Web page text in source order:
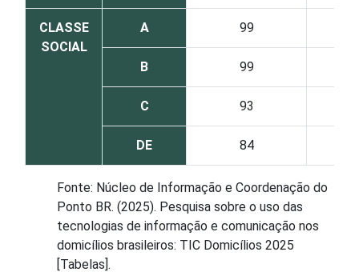
CLASSE
SOCIAL
A 99
B 99
C 93
DE 84
Fonte: Núcleo de Informação e Coordenação do
Ponto BR. (2025). Pesquisa sobre o uso das
tecnologias de informação e comunicação nos
domicílios brasileiros: TIC Domicílios 2025
[Tabelas].